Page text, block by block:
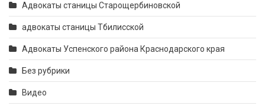
Адвокаты станицы Старощербиновской
адвокаты станицы Тбилисской
Адвокаты Успенского района Краснодарского края
Без рубрики
Видео